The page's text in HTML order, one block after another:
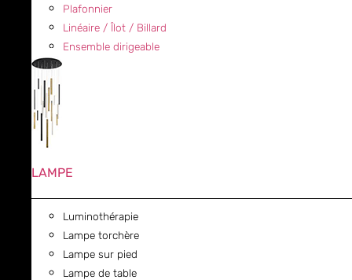
Plafonnier
Linéaire / Îlot / Billard
Ensemble dirigeable
LAMPE
Luminothérapie
Lampe torchère
Lampe sur pied
Lampe de table